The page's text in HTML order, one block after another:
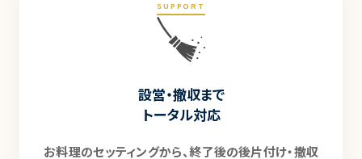
SUPPORT
設営・撤収まで
トータル対応
お料理のセッティングから、終了後の後片付け・撤収